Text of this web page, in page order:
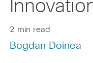
2 min read
Bogdan Doinea